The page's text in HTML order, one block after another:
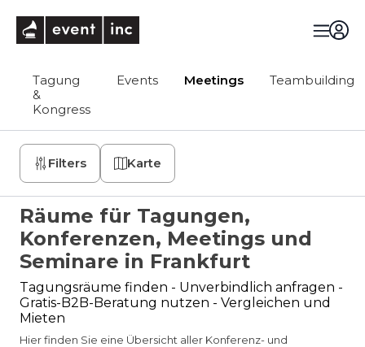
Tagung
&
Kongress
Events Meetings Teambuilding
Filters Karte
Räume für Tagungen,
Konferenzen, Meetings und
Seminare in Frankfurt
Tagungsräume finden - Unverbindlich anfragen -
Gratis-B2B-Beratung nutzen - Vergleichen und
Mieten
Hier finden Sie eine Übersicht aller Konferenz- und